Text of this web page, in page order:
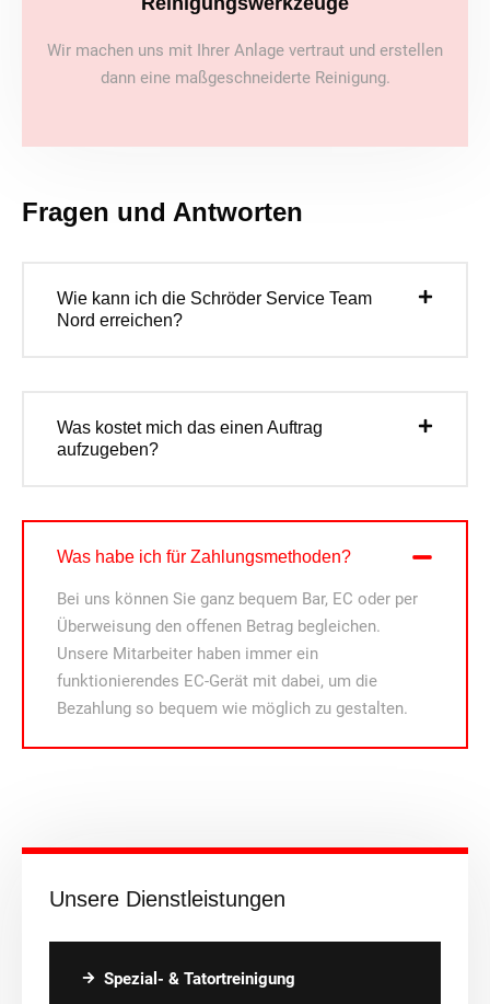
Unsere Dienstleistungen
Spezial- & Tatortreinigung
Wir machen uns mit Ihrer Anlage vertraut und erstellen
dann eine maßgeschneiderte Reinigung.
Fragen und Antworten
Wie kann ich die Schröder Service Team
Nord erreichen?
Was kostet mich das einen Auftrag
aufzugeben?
Was habe ich für Zahlungsmethoden?
Bei uns können Sie ganz bequem Bar, EC oder per
Überweisung den offenen Betrag begleichen.
Unsere Mitarbeiter haben immer ein
funktionierendes EC-Gerät mit dabei, um die
Bezahlung so bequem wie möglich zu gestalten.